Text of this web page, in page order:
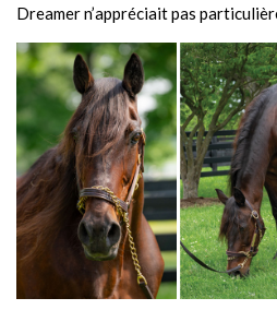
Dreamer n’appréciait pas